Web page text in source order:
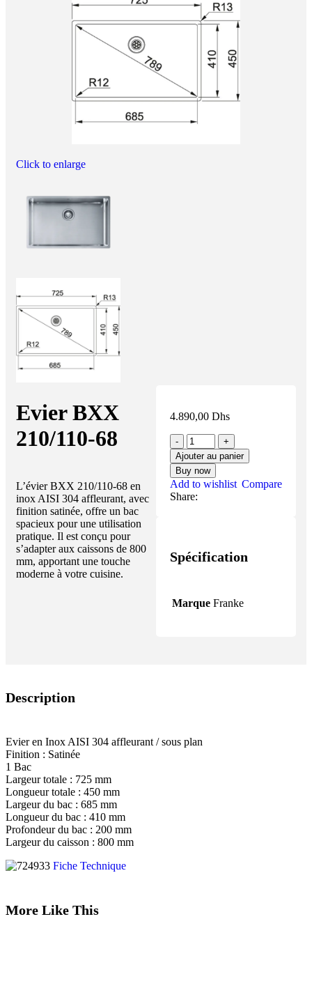
Click to enlarge
Evier BXX
210/110-68
L’évier BXX 210/110-68 en
inox AISI 304 affleurant, avec
finition satinée, offre un bac
spacieux pour une utilisation
pratique. Il est conçu pour
s’adapter aux caissons de 800
mm, apportant une touche
moderne à votre cuisine.
4.890,00 Dhs
Ajouter au panier
Buy now
Share:
Add to wishlist Compare
Spécification
Marque Franke
Description
Evier en Inox AISI 304 affleurant / sous plan
Finition : Satinée
1 Bac
Largeur totale : 725 mm
Longueur totale : 450 mm
Largeur du bac : 685 mm
Longueur du bac : 410 mm
Profondeur du bac : 200 mm
Largeur du caisson : 800 mm
Fiche Technique
More Like This